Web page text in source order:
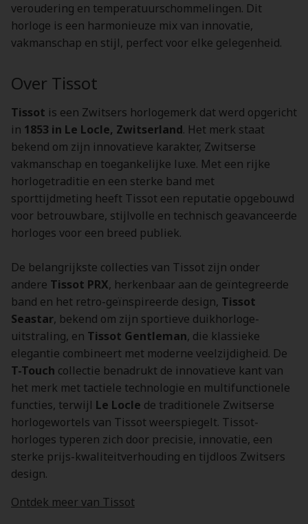
veroudering en temperatuurschommelingen. Dit
horloge is een harmonieuze mix van innovatie,
vakmanschap en stijl, perfect voor elke gelegenheid.
Over Tissot
Tissot is een Zwitsers horlogemerk dat werd opgericht
in 1853 in Le Locle, Zwitserland. Het merk staat
bekend om zijn innovatieve karakter, Zwitserse
vakmanschap en toegankelijke luxe. Met een rijke
horlogetraditie en een sterke band met
sporttijdmeting heeft Tissot een reputatie opgebouwd
voor betrouwbare, stijlvolle en technisch geavanceerde
horloges voor een breed publiek.
De belangrijkste collecties van Tissot zijn onder
andere Tissot PRX, herkenbaar aan de geïntegreerde
band en het retro-geïnspireerde design, Tissot
Seastar, bekend om zijn sportieve duikhorloge-
uitstraling, en Tissot Gentleman, die klassieke
elegantie combineert met moderne veelzijdigheid. De
T-Touch collectie benadrukt de innovatieve kant van
het merk met tactiele technologie en multifunctionele
functies, terwijl Le Locle de traditionele Zwitserse
horlogewortels van Tissot weerspiegelt. Tissot-
horloges typeren zich door precisie, innovatie, een
sterke prijs-kwaliteitverhouding en tijdloos Zwitsers
design.
Ontdek meer van Tissot